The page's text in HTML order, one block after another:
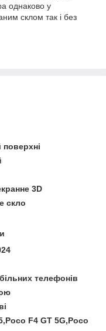
однаково у
склом так і без
поверхні
3D
скло
телефонів
F4 GT 5G,Poco